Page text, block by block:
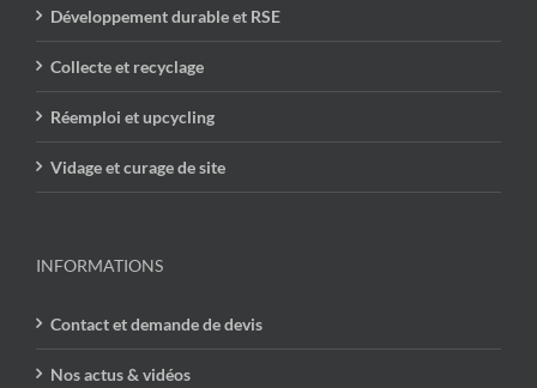
Développement durable et RSE
Collecte et recyclage
Réemploi et upcycling
Vidage et curage de site
INFORMATIONS
Contact et demande de devis
Nos actus & vidéos